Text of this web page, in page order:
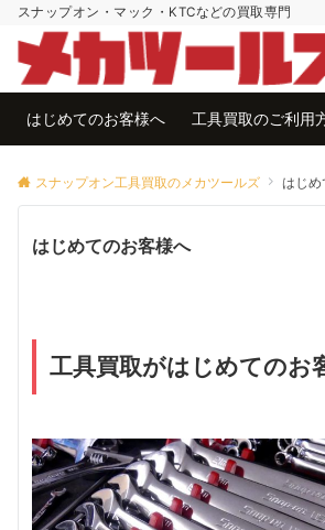
スナップオン・マック・KTCなどの買取専門
はじめてのお客様へ 工具買取のご利用
スナップオン工具買取のメカツールズ はじめ
はじめてのお客様へ
工具買取がはじめてのお